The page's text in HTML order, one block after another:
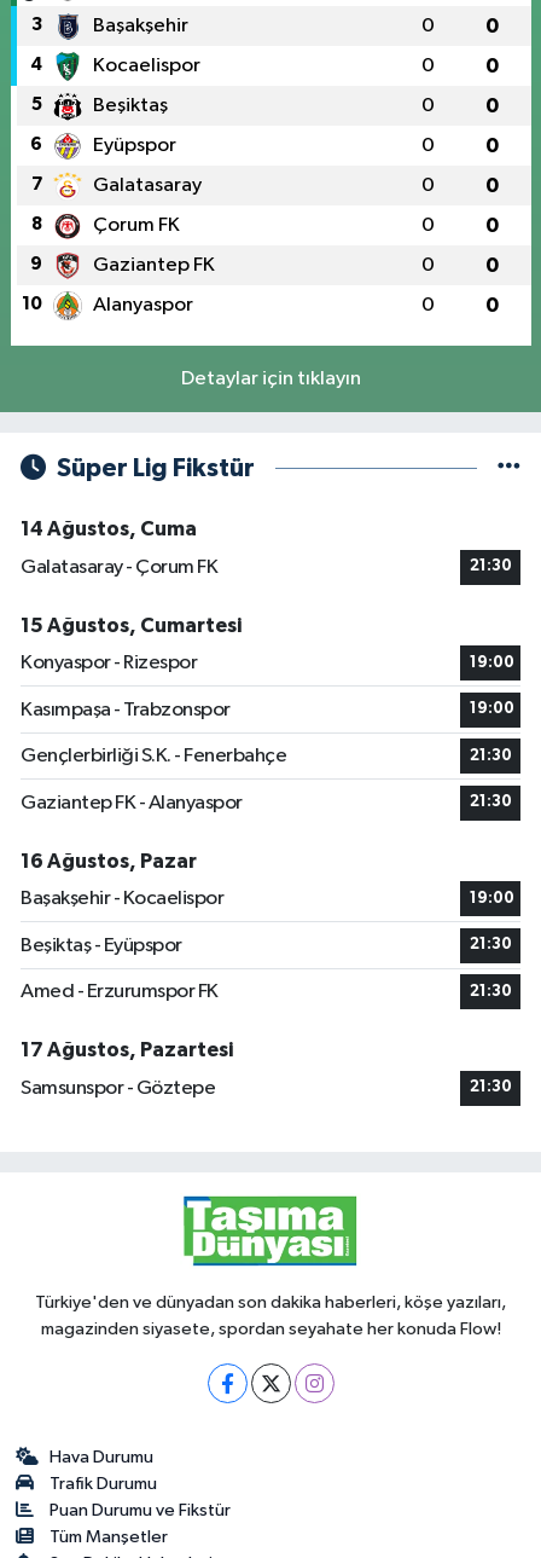
3 Başakşehir 0 0
4 Kocaelispor 0 0
5 Beşiktaş 0 0
6 Eyüpspor 0 0
7 Galatasaray 0 0
8 Çorum FK 0 0
9 Gaziantep FK 0 0
10 Alanyaspor 0 0
Detaylar için tıklayın
Süper Lig Fikstür
14 Ağustos, Cuma
Galatasaray - Çorum FK
21:30
15 Ağustos, Cumartesi
Konyaspor - Rizespor
19:00
Kasımpaşa - Trabzonspor 19:00
Gençlerbirliği S.K. - Fenerbahçe 21:30
Gaziantep FK - Alanyaspor 21:30
16 Ağustos, Pazar
Başakşehir - Kocaelispor
19:00
Beşiktaş - Eyüpspor 21:30
Amed - Erzurumspor FK 21:30
17 Ağustos, Pazartesi
Samsunspor - Göztepe
21:30
Türkiye'den ve dünyadan son dakika haberleri, köşe yazıları,
magazinden siyasete, spordan seyahate her konuda Flow!
Hava Durumu
Trafik Durumu
Puan Durumu ve Fikstür
Tüm Manşetler